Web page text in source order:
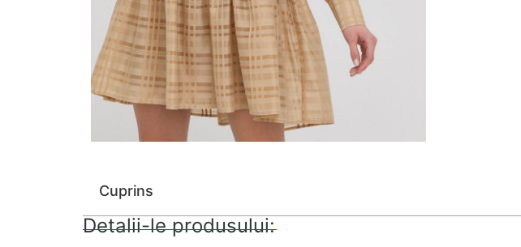
Cuprins
Detalii-le produsului: